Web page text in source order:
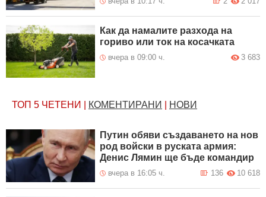
Как да намалите разхода на
гориво или ток на косачката
вчера в 09:00 ч. 3 683
ТОП 5 ЧЕТЕНИ КОМЕНТИРАНИ НОВИ
Путин обяви създаването на нов
род войски в руската армия:
Денис Лямин ще бъде командир
вчера в 16:05 ч. 10 618
136